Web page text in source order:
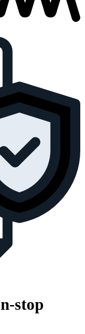
stop